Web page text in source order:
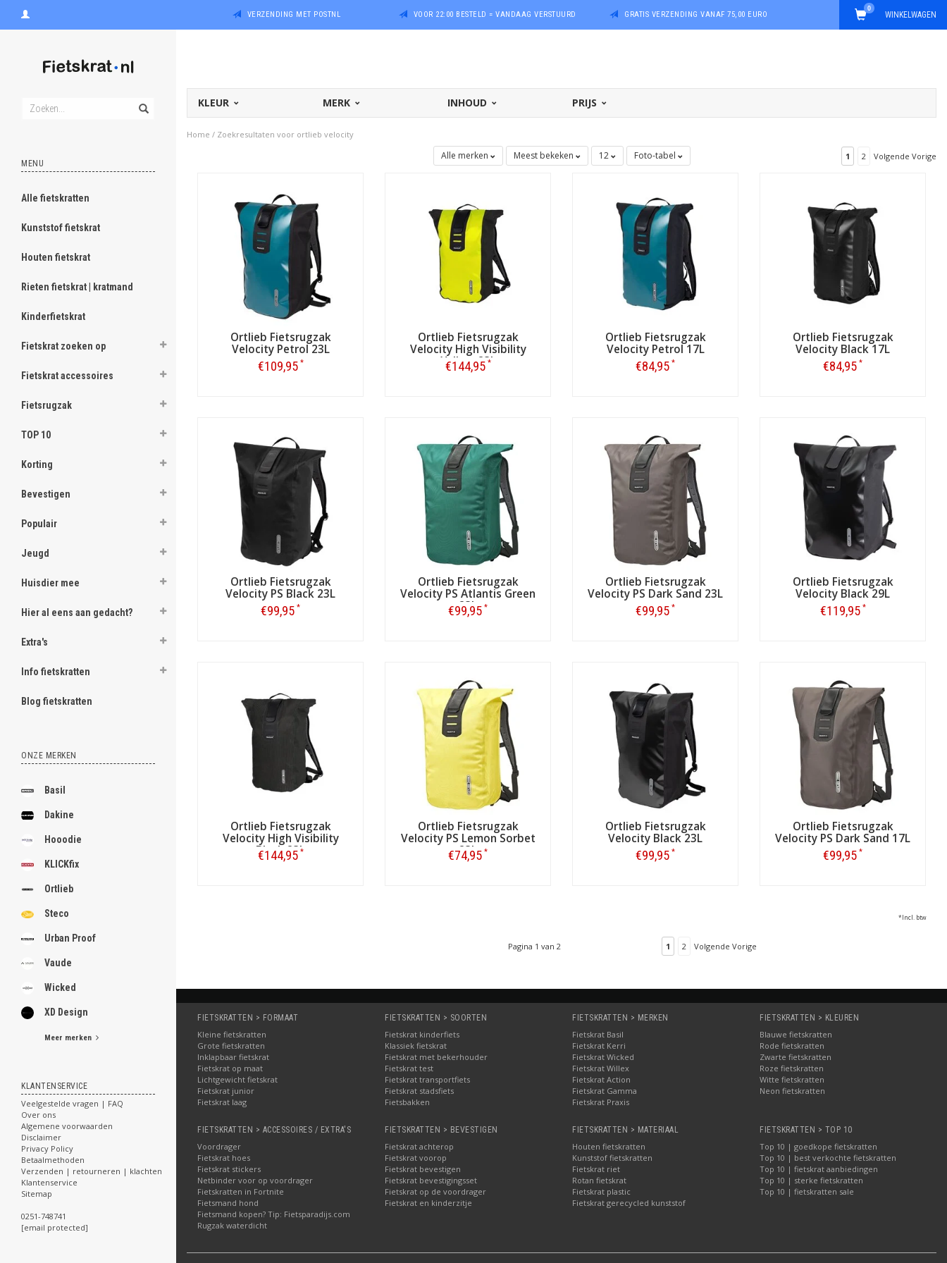
VERZENDING MET POSTNL VOOR 22:00 BESTELD = VANDAAG VERSTUURD GRATIS VERZENDING VANAF 75,00 EURO WINKELWAGEN
0
MENU
Alle fietskratten
Kunststof fietskrat
Houten fietskrat
Rieten fietskrat | kratmand
Kinderfietskrat
Fietskrat zoeken op
Fietskrat accessoires
Fietsrugzak
TOP 10
Korting
Bevestigen
Populair
Jeugd
Huisdier mee
Hier al eens aan gedacht?
Extra's
Info fietskratten
Blog fietskratten
ONZE MERKEN
Basil
Dakine
Hooodie
KLICKfix
Ortlieb
Steco
Urban Proof
Vaude
Wicked
XD Design
Meer merken
KLANTENSERVICE
Veelgestelde vragen | FAQ
Over ons
Algemene voorwaarden
Disclaimer
Privacy Policy
Betaalmethoden
Verzenden | retourneren | klachten
Klantenservice
Sitemap
0251-748741
[email protected]
KLEUR MERK INHOUD PRIJS
Home / Zoekresultaten voor ortlieb velocity
Alle merken Meest bekeken 12 Foto-tabel 1 2 Volgende Vorige
Ortlieb Fietsrugzak
Velocity Petrol 23L
€109,95 *
Ortlieb Fietsrugzak
Velocity High Visibility
Yellow 23L
€144,95 *
Ortlieb Fietsrugzak
Velocity Petrol 17L
€84,95 *
Ortlieb Fietsrugzak
Velocity Black 17L
€84,95 *
Ortlieb Fietsrugzak
Velocity PS Black 23L
€99,95 *
Ortlieb Fietsrugzak
Velocity PS Atlantis Green
23L
€99,95 *
Ortlieb Fietsrugzak
Velocity PS Dark Sand 23L
€99,95 *
Ortlieb Fietsrugzak
Velocity Black 29L
€119,95 *
Ortlieb Fietsrugzak
Velocity High Visibility
Black 23L
€144,95 *
Ortlieb Fietsrugzak
Velocity PS Lemon Sorbet
23L
€74,95 *
Ortlieb Fietsrugzak
Velocity Black 23L
€99,95 *
Ortlieb Fietsrugzak
Velocity PS Dark Sand 17L
€99,95 *
*Incl. btw
Pagina 1 van 2 1 2 Volgende Vorige
FIETSKRATTEN > FORMAAT
Kleine fietskratten
Grote fietskratten
Inklapbaar fietskrat
Fietskrat op maat
Lichtgewicht fietskrat
Fietskrat junior
Fietskrat laag
FIETSKRATTEN > SOORTEN
Fietskrat kinderfiets
Klassiek fietskrat
Fietskrat met bekerhouder
Fietskrat test
Fietskrat transportfiets
Fietskrat stadsfiets
Fietsbakken
FIETSKRATTEN > MERKEN
Fietskrat Basil
Fietskrat Kerri
Fietskrat Wicked
Fietskrat Willex
Fietskrat Action
Fietskrat Gamma
Fietskrat Praxis
FIETSKRATTEN > KLEUREN
Blauwe fietskratten
Rode fietskratten
Zwarte fietskratten
Roze fietskratten
Witte fietskratten
Neon fietskratten
FIETSKRATTEN > ACCESSOIRES / EXTRA'S
Voordrager
Fietskrat hoes
Fietskrat stickers
Netbinder voor op voordrager
Fietskratten in Fortnite
Fietsmand hond
Fietsmand kopen? Tip: Fietsparadijs.com
Rugzak waterdicht
FIETSKRATTEN > BEVESTIGEN
Fietskrat achterop
Fietskrat voorop
Fietskrat bevestigen
Fietskrat bevestigingsset
Fietskrat op de voordrager
Fietskrat en kinderzitje
FIETSKRATTEN > MATERIAAL
Houten fietskratten
Kunststof fietskratten
Fietskrat riet
Rotan fietskrat
Fietskrat plastic
Fietskrat gerecycled kunststof
FIETSKRATTEN > TOP 10
Top 10 | goedkope fietskratten
Top 10 | best verkochte fietskratten
Top 10 | fietskrat aanbiedingen
Top 10 | sterke fietskratten
Top 10 | fietskratten sale